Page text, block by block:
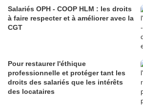
Salariés OPH - COOP HLM : les droits
à faire respecter et à améliorer avec la
CGT
Pour restaurer l'éthique
professionnelle et protéger tant les
droits des salariés que les intérêts
des locataires